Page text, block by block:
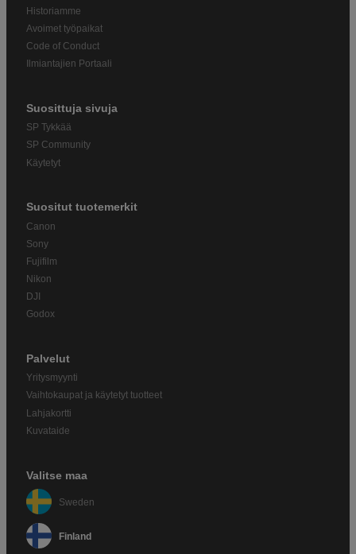
Historiamme
Avoimet työpaikat
Code of Conduct
Ilmiantajien Portaali
Suosittuja sivuja
SP Tykkää
SP Community
Käytetyt
Suositut tuotemerkit
Canon
Sony
Fujifilm
Nikon
DJI
Godox
Palvelut
Yritysmyynti
Vaihtokaupat ja käytetyt tuotteet
Lahjakortti
Kuvataide
Valitse maa
Sweden
Finland